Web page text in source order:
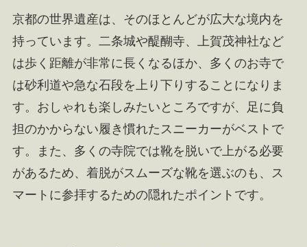
京都の世界遺産は、そのほとんどが広大な境内を
持っています。二条城や醍醐寺、上賀茂神社など
は歩く距離が非常に長くなるほか、多くのお寺で
は砂利道や急な石段を上り下りすることになりま
す。おしゃれも楽しみたいところですが、足に負
担のかからない履き慣れたスニーカーがベストで
す。また、多くの寺院では靴を脱いで上がる必要
があるため、着脱がスムーズな靴を選ぶのも、ス
マートに参拝するための隠れたポイントです。